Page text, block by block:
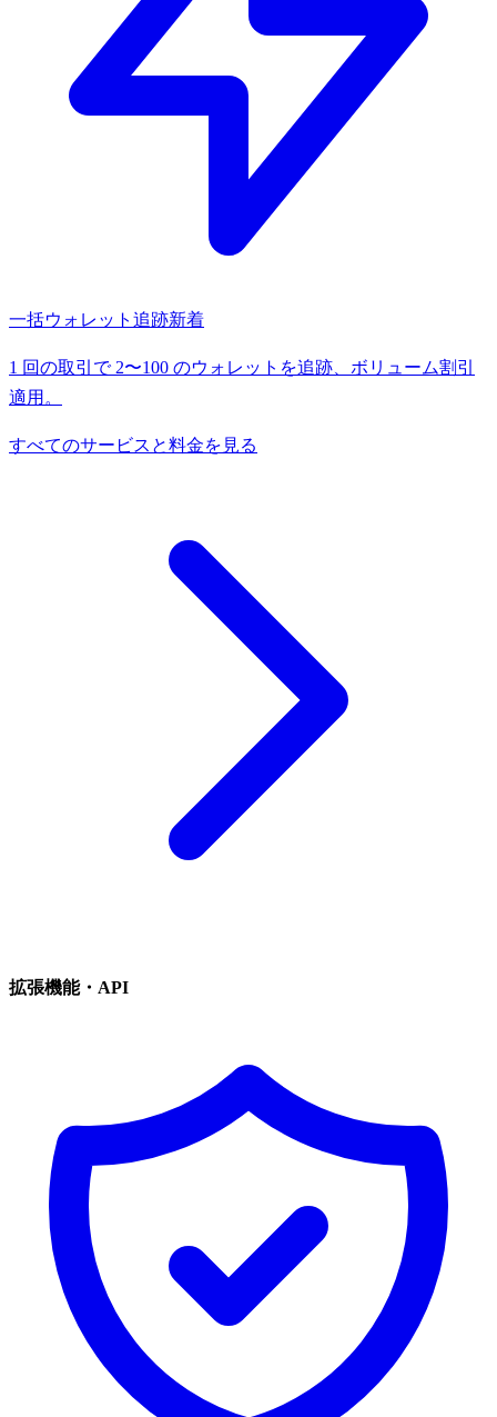
一括ウォレット追跡新着
1 回の取引で 2〜100 のウォレットを追跡、ボリューム割引
適用。
すべてのサービスと料金を見る
拡張機能・API